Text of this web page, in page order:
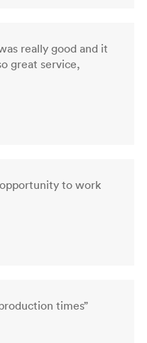
really good and it
great service,
to work
times”